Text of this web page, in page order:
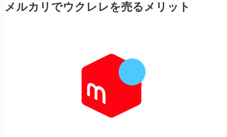
メルカリでウクレレを売るメリット